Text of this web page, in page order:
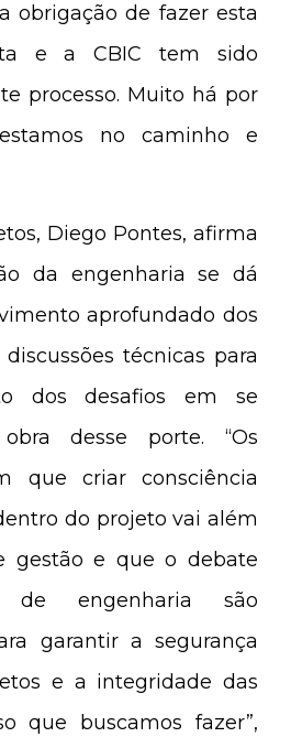
obrigação de fazer esta
e a CBIC tem sido
processo. Muito há por
no caminho e
Diego Pontes, afirma
da engenharia se dá
aprofundado dos
técnicas para
dos desafios em se
desse porte. “Os
que criar consciência
do projeto vai além
gestão e que o debate
de engenharia são
garantir a segurança
e a integridade das
que buscamos fazer”,